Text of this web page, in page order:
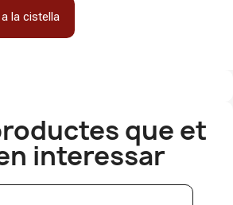
la cistella
que et
interessar